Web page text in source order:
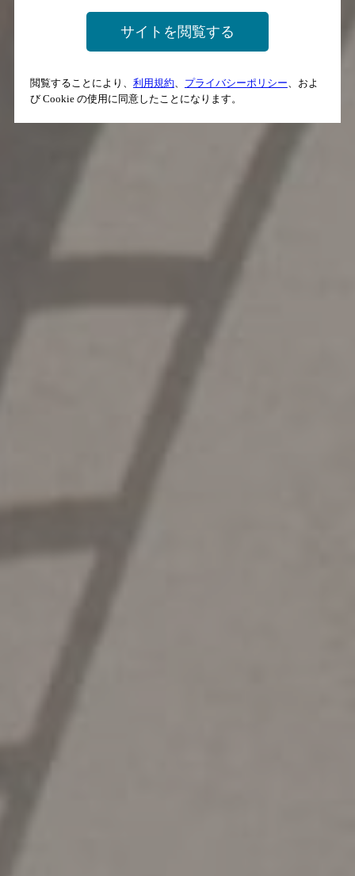
ボジョレー ヌーヴォーとは
サイトを閲覧する
閲覧することにより、 利用規約 プライバシーポリシー 、およ
び Cookie の使用に同意したことになります。